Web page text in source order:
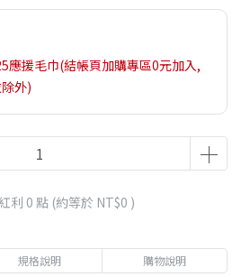
應援毛巾(結帳頁加購專區0元加入,
外)
利 0 點 (約等於 NT$0 )
規格說明 購物說明